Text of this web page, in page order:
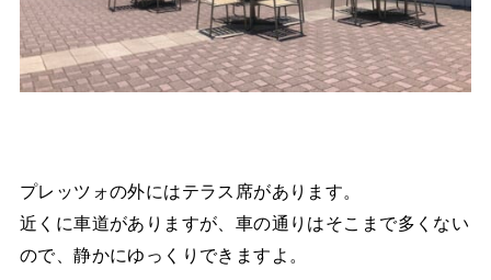
プレッツォの外にはテラス席があります。
近くに車道がありますが、車の通りはそこまで多くない
ので、静かにゆっくりできますよ。